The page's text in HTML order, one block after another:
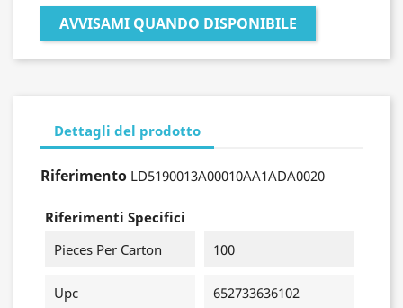
AVVISAMI QUANDO DISPONIBILE
Dettagli del prodotto
Riferimento LD5190013A00010AA1ADA0020
Riferimenti Specifici
Pieces Per Carton
100
Upc 652733636102